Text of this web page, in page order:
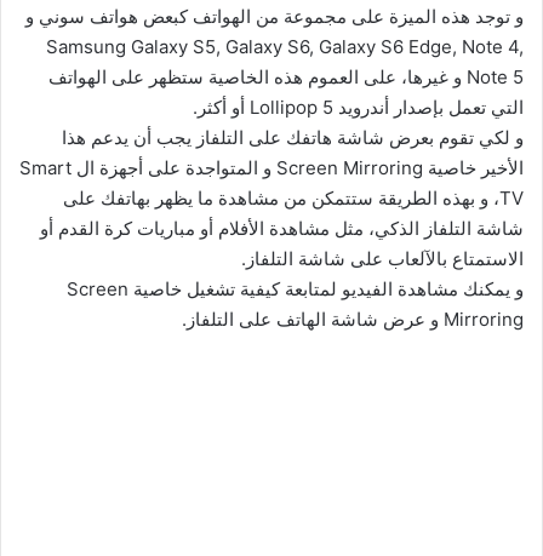
و توجد هذه الميزة على مجموعة من الهواتف كبعض هواتف سوني و
Samsung Galaxy S5, Galaxy S6, Galaxy S6 Edge, Note 4,
Note 5 و غيرها، على العموم هذه الخاصية ستظهر على الهواتف
التي تعمل بإصدار أندرويد Lollipop 5 أو أكثر.
و لكي تقوم بعرض شاشة هاتفك على التلفاز يجب أن يدعم هذا
الأخير خاصية Screen Mirroring و المتواجدة على أجهزة ال Smart
TV، و بهذه الطريقة ستتمكن من مشاهدة ما يظهر بهاتفك على
شاشة التلفاز الذكي، مثل مشاهدة الأفلام أو مباريات كرة القدم أو
الاستمتاع بالآلعاب على شاشة التلفاز.
و يمكنك مشاهدة الفيديو لمتابعة كيفية تشغيل خاصية Screen
Mirroring و عرض شاشة الهاتف على التلفاز.